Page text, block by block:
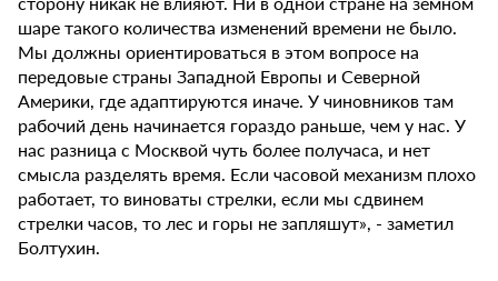
шаре такого количества изменений времени не было.
Мы должны ориентироваться в этом вопросе на
передовые страны Западной Европы и Северной
Америки, где адаптируются иначе. У чиновников там
рабочий день начинается гораздо раньше, чем у нас. У
нас разница с Москвой чуть более получаса, и нет
смысла разделять время. Если часовой механизм плохо
работает, то виноваты стрелки, если мы сдвинем
стрелки часов, то лес и горы не запляшут», - заметил
Болтухин.